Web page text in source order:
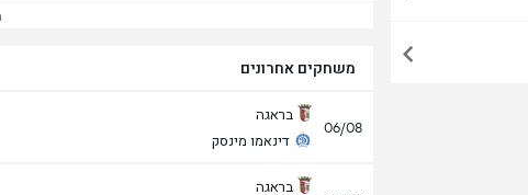
משחקים אחרונים
06/08
בראגה
דינאמו מינסק
בראגה